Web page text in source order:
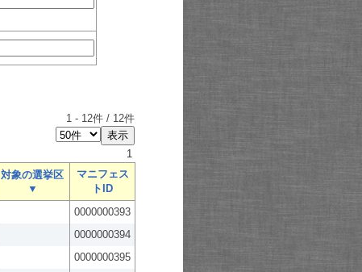
1 - 12件 / 12件
1
対象の選挙区
▼
マニフェス
トID
0000000393
0000000394
0000000395